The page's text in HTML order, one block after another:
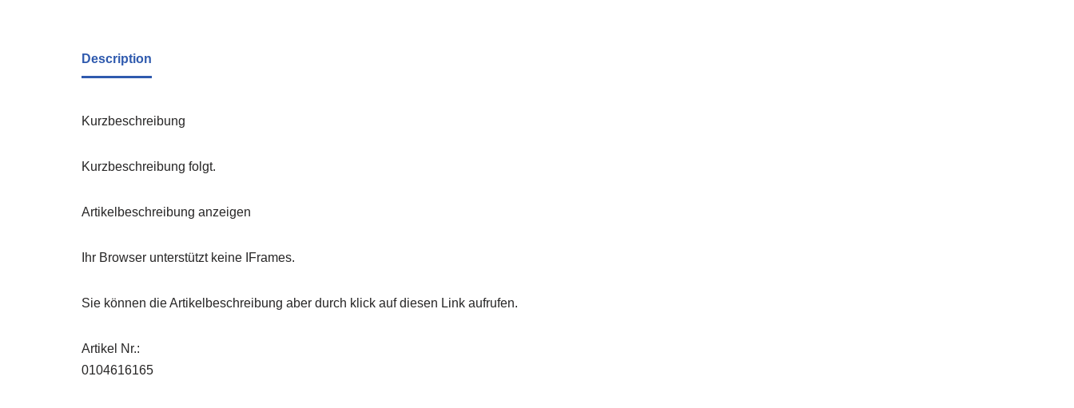
Description
Kurzbeschreibung
Kurzbeschreibung folgt.
Artikelbeschreibung anzeigen
Ihr Browser unterstützt keine IFrames.
Sie können die Artikelbeschreibung aber durch klick auf diesen Link aufrufen.
Artikel Nr.:
0104616165